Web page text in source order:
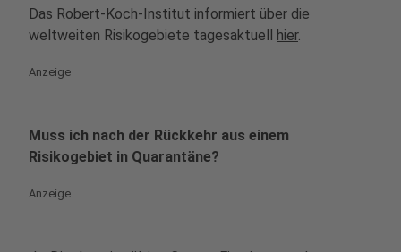
Das Robert-Koch-Institut informiert über die
weltweiten Risikogebiete tagesaktuell hier.
Anzeige
Muss ich nach der Rückkehr aus einem
Risikogebiet in Quarantäne?
Anzeige